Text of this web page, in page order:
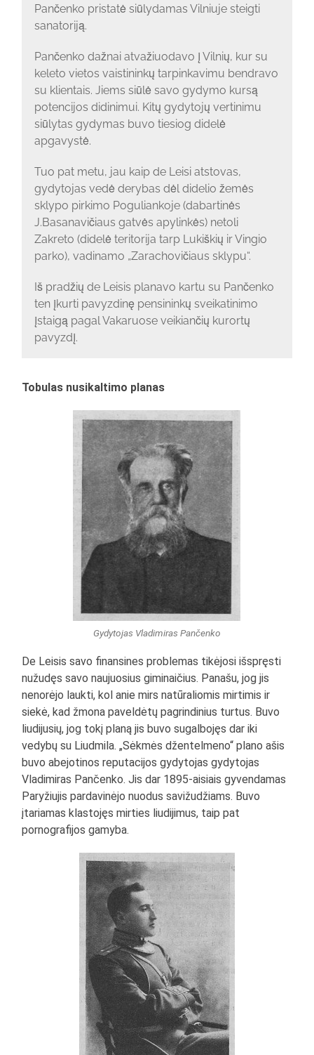
Pančenko pristatė siūlydamas Vilniuje steigti
sanatoriją.
Pančenko dažnai atvažiuodavo į Vilnių, kur su
keleto vietos vaistininkų tarpinkavimu bendravo
su klientais. Jiems siūlė savo gydymo kursą
potencijos didinimui. Kitų gydytojų vertinimu
siūlytas gydymas buvo tiesiog didelė
apgavystė.
Tuo pat metu, jau kaip de Leisi atstovas,
gydytojas vedė derybas dėl didelio žemės
sklypo pirkimo Poguliankoje (dabartinės
J.Basanavičiaus gatvės apylinkės) netoli
Zakreto (didelė teritorija tarp Lukiškių ir Vingio
parko), vadinamo „Zarachovičiaus sklypu“.
Iš pradžių de Leisis planavo kartu su Pančenko
ten įkurti pavyzdinę pensininkų sveikatinimo
įstaigą pagal Vakaruose veikiančių kurortų
pavyzdį.
Tobulas nusikaltimo planas
Gydytojas Vladimiras Pančenko
De Leisis savo finansines problemas tikėjosi išspręsti
nužudęs savo naujuosius giminaičius. Panašu, jog jis
nenorėjo laukti, kol anie mirs natūraliomis mirtimis ir
siekė, kad žmona paveldėtų pagrindinius turtus. Buvo
liudijusių, jog tokį planą jis buvo sugalbojęs dar iki
vedybų su Liudmila. „Sėkmės džentelmeno“ plano ašis
buvo abejotinos reputacijos gydytojas gydytojas
Vladimiras Pančenko. Jis dar 1895-aisiais gyvendamas
Paryžiujis pardavinėjo nuodus savižudžiams. Buvo
įtariamas klastojęs mirties liudijimus, taip pat
pornografijos gamyba.